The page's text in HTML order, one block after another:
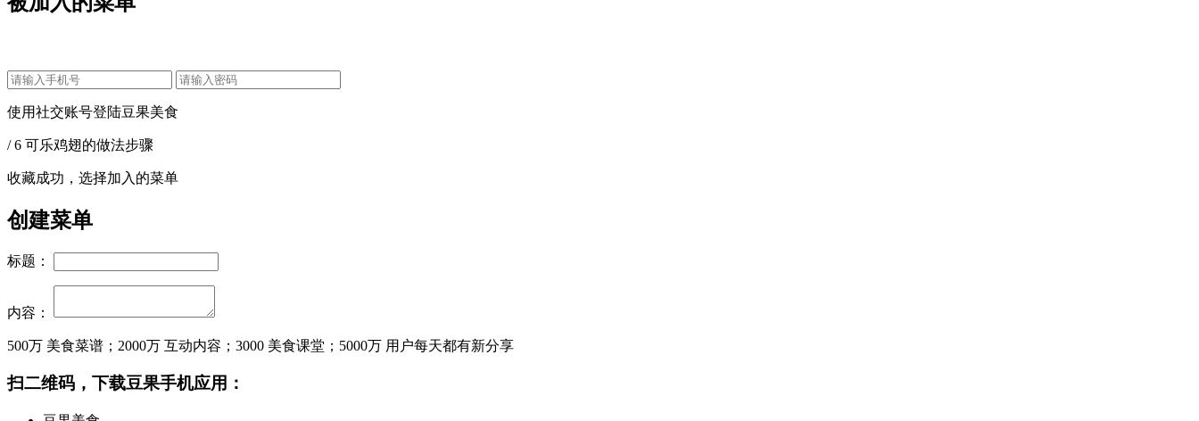
使用社交账号登陆豆果美食
/ 6 可乐鸡翅的做法步骤
收藏成功，选择加入的菜单
创建菜单
标题：
内容：
500万 美食菜谱； 2000万 互动内容； 3000 美食课堂； 5000万 用户每天都有新分享
扫二维码，下载豆果手机应用：